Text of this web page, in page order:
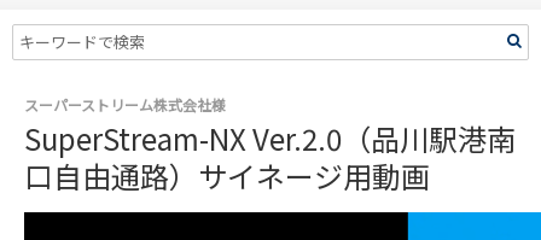
スーパーストリーム株式会社様
SuperStream-NX Ver.2.0（品川駅港南
口自由通路）サイネージ用動画